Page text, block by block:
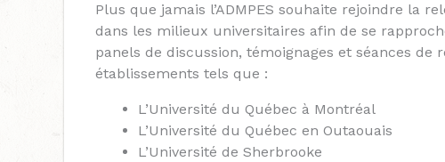
Plus que jamais l’ADMPES souhaite rejoindre la
dans les milieux universitaires afin de se
panels de discussion, témoignages et séances
établissements tels que :
L’Université du Québec à Montréal
L’Université du Québec en Outaouais
L’Université de Sherbrooke